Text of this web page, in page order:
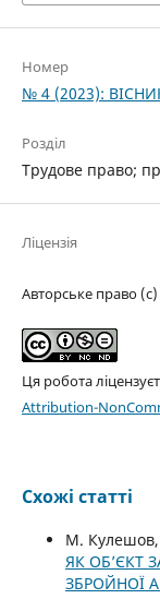
Номер
№ 4 (2023):
Розділ
Трудове право;
Ліцензія
Авторське право
Ця робота
Attribution-
Схожі статті
М. Кулешов,
ЯК ОБ’ЄКТ
ЗБРОЙНОЇ